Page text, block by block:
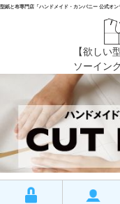
型紙と布専門店「ハンドメイド・カンパニー 公式オン
【欲しい
ソーイン